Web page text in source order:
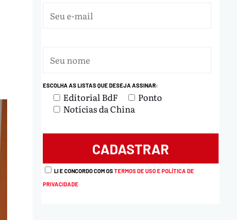
ESCOLHA AS LISTAS QUE DESEJA ASSINAR:
Editorial BdF
Ponto
Notícias da China
LI E CONCORDO COM OSTERMOS DE USO E POLÍTICA DE
PRIVACIDADE